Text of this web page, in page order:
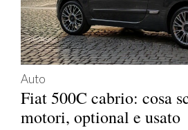
Auto
Fiat 500C cabrio: cosa
motori, optional e usato